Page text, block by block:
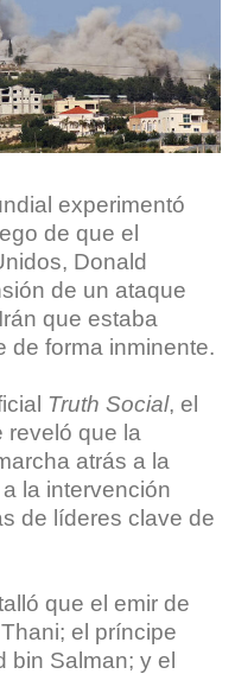
experimentó
de que el
Donald
de un ataque
que estaba
de forma inminente.
Truth Social, el
reveló que la
atrás a la
la intervención
de líderes clave de
que el emir de
el príncipe
bin Salman; y el